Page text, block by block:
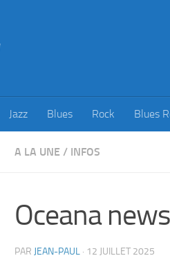
Jazz Blues Rock Blues
A LA UNE / INFOS
Oceana news
PAR JEAN-PAUL · 12 JUILLET 2025